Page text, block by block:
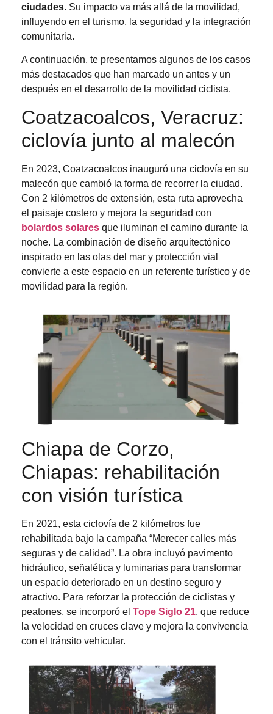
ciudades. Su impacto va más allá de la movilidad,
influyendo en el turismo, la seguridad y la integración
comunitaria.
A continuación, te presentamos algunos de los casos
más destacados que han marcado un antes y un
después en el desarrollo de la movilidad ciclista.
Coatzacoalcos, Veracruz:
ciclovía junto al malecón
En 2023, Coatzacoalcos inauguró una ciclovía en su
malecón que cambió la forma de recorrer la ciudad.
Con 2 kilómetros de extensión, esta ruta aprovecha
el paisaje costero y mejora la seguridad con
bolardos solares que iluminan el camino durante la
noche. La combinación de diseño arquitectónico
inspirado en las olas del mar y protección vial
convierte a este espacio en un referente turístico y de
movilidad para la región.
Chiapa de Corzo,
Chiapas: rehabilitación
con visión turística
En 2021, esta ciclovía de 2 kilómetros fue
rehabilitada bajo la campaña “Merecer calles más
seguras y de calidad”. La obra incluyó pavimento
hidráulico, señalética y luminarias para transformar
un espacio deteriorado en un destino seguro y
atractivo. Para reforzar la protección de ciclistas y
peatones, se incorporó el Tope Siglo 21, que reduce
la velocidad en cruces clave y mejora la convivencia
con el tránsito vehicular.